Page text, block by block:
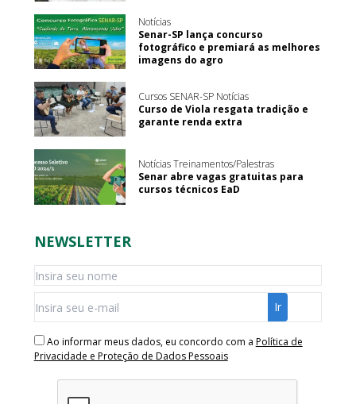
Notícias
Senar-SP lança concurso
fotográfico e premiará as melhores
imagens do agro
Cursos SENAR-SP Notícias
Curso de Viola resgata tradição e
garante renda extra
Notícias Treinamentos/Palestras
Senar abre vagas gratuitas para
cursos técnicos EaD
NEWSLETTER
Ao informar meus dados, eu concordo com a Política de
Privacidade e Proteção de Dados Pessoais